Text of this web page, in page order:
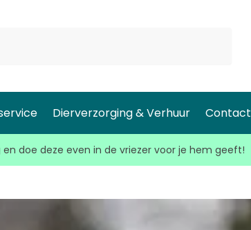
Dierverzorging & Verhuur Contact
doe deze even in de vriezer voor je hem geeft!